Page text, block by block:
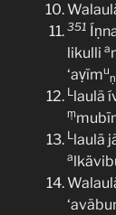
351
likulli a
‘aṿīmu
ṇ
Llaulã
ṃ
Llaulā
a